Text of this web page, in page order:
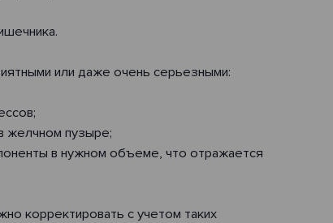
или даже очень серьезными:
желчном пузыре;
в нужном объеме, что отражается
корректировать с учетом таких